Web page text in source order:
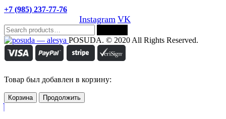
+7 (985) 237-77-76
Instagram VK
Search
for:
POSUDA. © 2020 All Rights Reserved.
Товар был добавлен в корзину:
Корзина Продолжить